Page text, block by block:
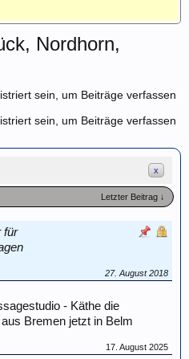
Nordhorn,
sein, um Beiträge verfassen
sein, um Beiträge verfassen
x
Letzter Beitrag ↓
für
27. August 2018
- Käthe die
Bremen jetzt in Belm
17. August 2025